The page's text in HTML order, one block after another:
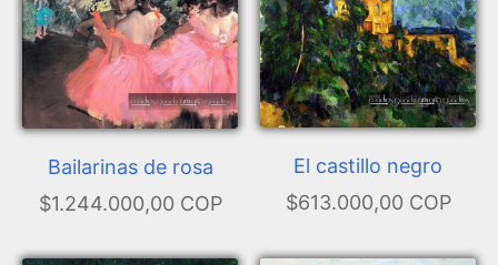
Bailarinas de rosa
$1.244.000,00 COP
El castillo negro
$613.000,00 COP